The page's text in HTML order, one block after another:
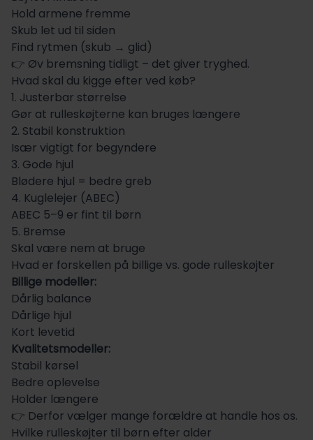
Hold armene fremme
Skub let ud til siden
Find rytmen (skub → glid)
👉 Øv bremsning tidligt – det giver tryghed.
Hvad skal du kigge efter ved køb?
1. Justerbar størrelse
Gør at rulleskøjterne kan bruges længere
2. Stabil konstruktion
Især vigtigt for begyndere
3. Gode hjul
Blødere hjul = bedre greb
4. Kuglelejer (ABEC)
ABEC 5–9 er fint til børn
5. Bremse
Skal være nem at bruge
Hvad er forskellen på billige vs. gode rulleskøjter
Billige modeller:
Dårlig balance
Dårlige hjul
Kort levetid
Kvalitetsmodeller:
Stabil kørsel
Bedre oplevelse
Holder længere
👉 Derfor vælger mange forældre at handle hos os.
Hvilke rulleskøjter til børn efter alder